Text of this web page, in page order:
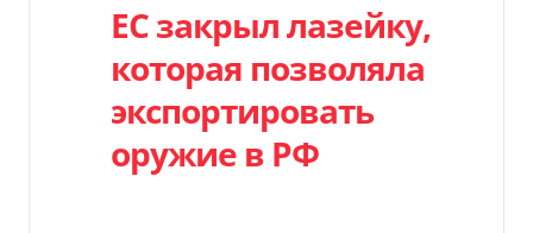
ЕС закрыл лазейку,
которая позволяла
экспортировать
оружие в РФ